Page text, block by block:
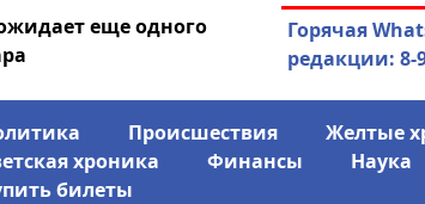
еще одного
04.08.2026
заявил о
Горячая
редакции: 8-
Происшествия Желтые
хроника
Финансы Наука
билеты